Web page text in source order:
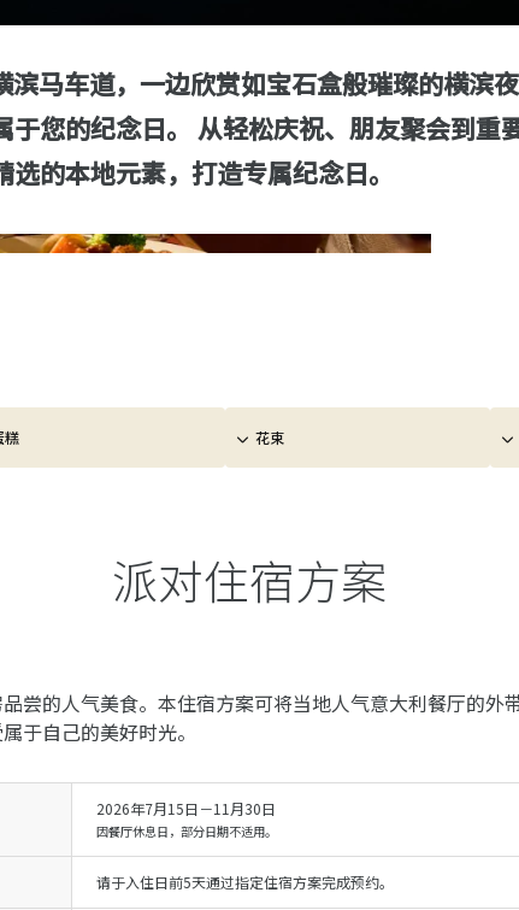
滨马车道，一边欣赏如宝石盒般璀璨的横滨
于您的纪念日。 从轻松庆祝、朋友聚会到重
选的本地元素，打造专属纪念日。
糕 花束
派对住宿方案
尝的人气美食。本住宿方案可将当地人气意大利餐厅的外
于自己的美好时光。
2026年7月15日－11月30日
因餐厅休息日，部分日期不适用。
请于入住日前5天通过指定住宿方案完成预约。